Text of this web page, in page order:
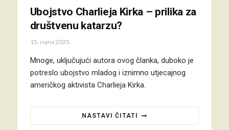
Ubojstvo Charlieja Kirka – prilika za
društvenu katarzu?
15. rujna 2025.
Mnoge, uključujući autora ovog članka, duboko je
potreslo ubojstvo mladog i iznimno utjecajnog
američkog aktivista Charlieja Kirka.
NASTAVI ČITATI